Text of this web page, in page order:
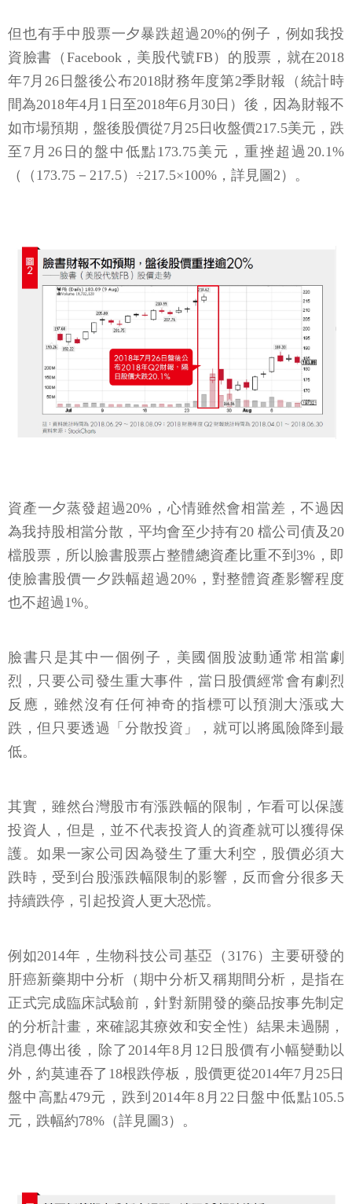
但也有手中股票一夕暴跌超過20%的例子，例如我投
資臉書（Facebook，美股代號FB）的股票，就在2018
年7月26日盤後公布2018財務年度第2季財報（統計時
間為2018年4月1日至2018年6月30日）後，因為財報不
如市場預期，盤後股價從7月25日收盤價217.5美元，跌
至7月26日的盤中低點173.75美元，重挫超過20.1%
（（173.75－217.5）÷217.5×100%，詳見圖2）。
資產一夕蒸發超過20%，心情雖然會相當差，不過因
為我持股相當分散，平均會至少持有20 檔公司債及20
檔股票，所以臉書股票占整體總資產比重不到3%，即
使臉書股價一夕跌幅超過20%，對整體資產影響程度
也不超過1%。
臉書只是其中一個例子，美國個股波動通常相當劇
烈，只要公司發生重大事件，當日股價經常會有劇烈
反應，雖然沒有任何神奇的指標可以預測大漲或大
跌，但只要透過「分散投資」，就可以將風險降到最
低。
其實，雖然台灣股市有漲跌幅的限制，乍看可以保護
投資人，但是，並不代表投資人的資產就可以獲得保
護。如果一家公司因為發生了重大利空，股價必須大
跌時，受到台股漲跌幅限制的影響，反而會分很多天
持續跌停，引起投資人更大恐慌。
例如2014年，生物科技公司基亞（3176）主要研發的
肝癌新藥期中分析（期中分析又稱期間分析，是指在
正式完成臨床試驗前，針對新開發的藥品按事先制定
的分析計畫，來確認其療效和安全性）結果未過關，
消息傳出後，除了2014年8月12日股價有小幅變動以
外，約莫連吞了18根跌停板，股價更從2014年7月25日
盤中高點479元，跌到2014年8月22日盤中低點105.5
元，跌幅約78%（詳見圖3）。